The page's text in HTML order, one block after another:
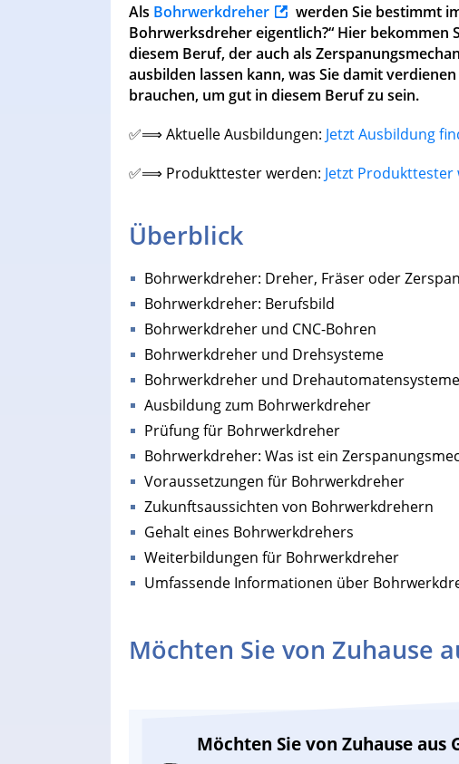
Als Bohrwerkdreher
werden Sie bestimmt
Bohrwerksdreher eigentlich?“ Hier
diesem Beruf, der auch als
ausbilden lassen kann, was Sie damit
brauchen, um gut in diesem Beruf zu sein.
✅⟹ Aktuelle Ausbildungen: Jetzt Ausbildung
✅⟹ Produkttester werden: Jetzt Produkttester
Überblick
Bohrwerkdreher: Dreher, Fräser oder
Bohrwerkdreher: Berufsbild
Bohrwerkdreher und CNC-Bohren
Bohrwerkdreher und Drehsysteme
Bohrwerkdreher und Drehautomatensysteme
Ausbildung zum Bohrwerkdreher
Prüfung für Bohrwerkdreher
Bohrwerkdreher: Was ist ein
Voraussetzungen für Bohrwerkdreher
Zukunftsaussichten von Bohrwerkdrehern
Gehalt eines Bohrwerkdrehers
Weiterbildungen für Bohrwerkdreher
Umfassende Informationen über
Möchten Sie von Zuhause
Möchten Sie von Zuhause aus